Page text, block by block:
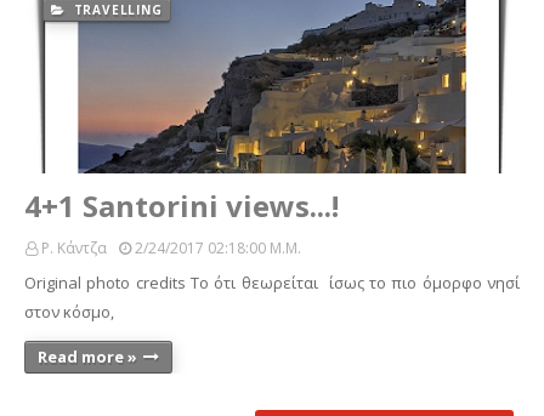
TRAVELLING
4+1 Santorini views...!
Ρ. Κάντζα 2/24/2017 02:18:00 Μ.μ.
Original photo credits Το ότι θεωρείται ίσως το πιο όμορφο νησί
στον κόσμο,
Read more »